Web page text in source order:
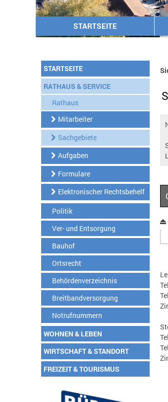
STARTSEITE
STARTSEITE
RATHAUS & SERVICE
Rathaus
Mitarbeiter
Sachgebiete
Aufgaben
Formulare
Elektronischer Rechtsbehelf
Politik
Ver- und Entsorgung
Bauhof
Ortsrecht
Behördenverzeichnis
Breitbandversorgung
Notrufnummern
WOHNEN & LEBEN
WIRTSCHAFT & STANDORT
FREIZEIT & TOURISMUS